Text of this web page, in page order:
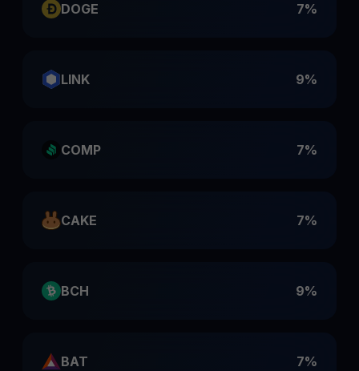
DOGE 7%
LINK 9%
COMP 7%
CAKE 7%
BCH 9%
BAT 7%